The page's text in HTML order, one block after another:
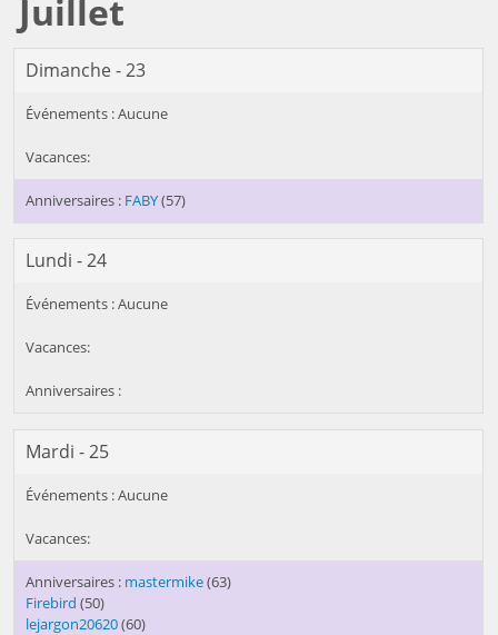
Juillet
Dimanche - 23
FABY(57)
Lundi - 24
Mardi - 25
mastermike(63)
Firebird (50)
lejargon20620(60)